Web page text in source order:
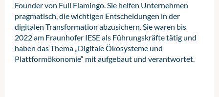
Founder von Full Flamingo. Sie helfen Unternehmen
pragmatisch, die wichtigen Entscheidungen in der
digitalen Transformation abzusichern. Sie waren bis
2022 am Fraunhofer IESE als Führungskräfte tätig und
haben das Thema „Digitale Ökosysteme und
Plattformökonomie“ mit aufgebaut und verantwortet.